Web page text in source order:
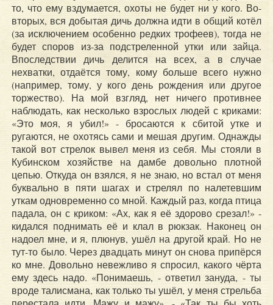
то, что ему вздумается, охоты не будет ни у кого. Во-
вторых, вся добытая дичь должна идти в общий котёл
(за исключением особенно редких трофеев), тогда не
будет споров из-за подстреленной утки или зайца.
Впоследствии дичь делится на всех, а в случае
нехватки, отдаётся тому, кому больше всего нужно
(например, тому, у кого день рождения или другое
торжество). На мой взгляд, нет ничего противнее
наблюдать, как несколько взрослых людей с криками:
«Это моя, я убил!» - бросаются к сбитой утке и
ругаются, не охотясь сами и мешая другим. Однажды
такой вот стрелок вывел меня из себя. Мы стояли в
Кубинском хозяйстве на дамбе довольно плотной
цепью. Откуда он взялся, я не знаю, но встал от меня
буквально в пяти шагах и стрелял по налетевшим
уткам одновременно со мной. Каждый раз, когда птица
падала, он с криком: «Ах, как я её здорово срезал!» -
кидался поднимать её и клал в рюкзак. Наконец он
надоел мне, и я, плюнув, ушёл на другой край. Но не
тут-то было. Через двадцать минут он снова припёрся
ко мне. Довольно невежливо я спросил, какого чёрта
ему здесь надо. «Понимаешь, - ответил зануда, - ты
вроде талисмана, как только ты ушёл, у меня стрельба